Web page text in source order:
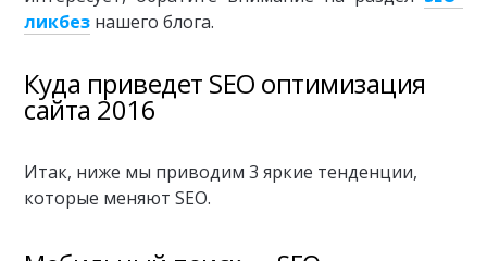
ликбез нашего блога.
Куда приведет SEO оптимизация
сайта 2016
Итак, ниже мы приводим 3 яркие тенденции,
которые меняют SEO.